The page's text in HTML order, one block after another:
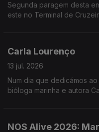
Segunda paragem desta
este no Terminal de
Carla Lourenço
13 jul. 2026
Num dia que dedicámos
bióloga marinha e autora
NOS Alive 2026: